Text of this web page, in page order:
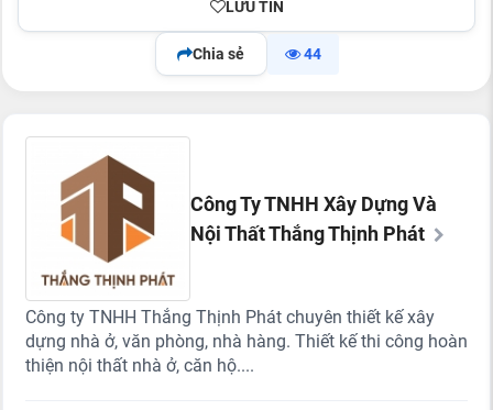
LƯU TIN
Chia sẻ 44
Công Ty TNHH Xây Dựng Và
Nội Thất Thắng Thịnh Phát
Công ty TNHH Thắng Thịnh Phát chuyên thiết kế xây
dựng nhà ở, văn phòng, nhà hàng. Thiết kế thi công hoàn
thiện nội thất nhà ở, căn hộ....